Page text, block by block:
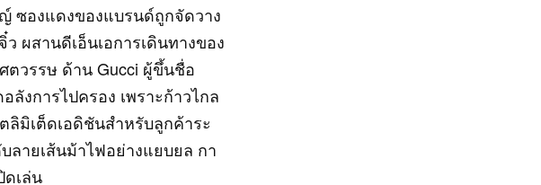
ซองแดงของแบรนด์ถูกจัดวาง
ผสานดีเอ็นเอการเดินทางของ
ตวรรษ ด้าน Gucci ผู้ขึ้นชื่อ
งการไปครอง เพราะก้าวไกล
ลิมิเต็ดเอดิชันสำหรับลูกค้าระ
ลายเส้นม้าไฟอย่างแยบยล กา
เล่น